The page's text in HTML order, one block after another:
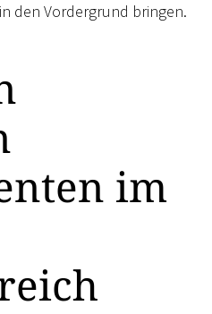
den Vordergrund bringen.
im